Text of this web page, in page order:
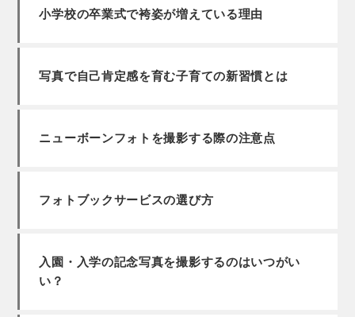
小学校の卒業式で袴姿が増えている理由
写真で自己肯定感を育む子育ての新習慣とは
ニューボーンフォトを撮影する際の注意点
フォトブックサービスの選び方
入園・入学の記念写真を撮影するのはいつがい
い？